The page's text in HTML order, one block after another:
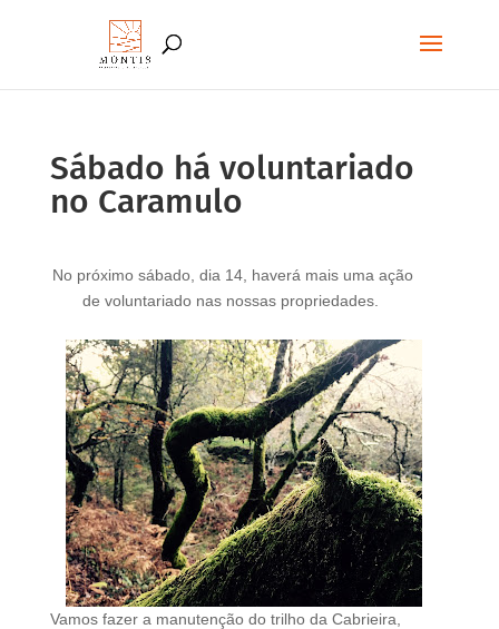
Sábado há voluntariado
no Caramulo
No próximo sábado, dia 14, haverá mais uma ação
de voluntariado nas nossas propriedades.
Vamos fazer a manutenção do trilho da Cabrieira,